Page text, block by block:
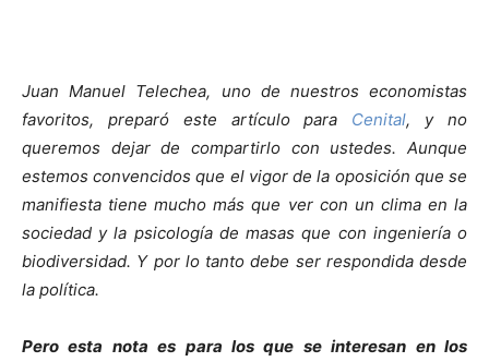
Juan Manuel Telechea, uno de nuestros economistas
favoritos, preparó este artículo para Cenital, y no
queremos dejar de compartirlo con ustedes. Aunque
estemos convencidos que el vigor de la oposición que se
manifiesta tiene mucho más que ver con un clima en la
sociedad y la psicología de masas que con ingeniería o
biodiversidad. Y por lo tanto debe ser respondida desde
la política.
Pero esta nota es para los que se interesan en los